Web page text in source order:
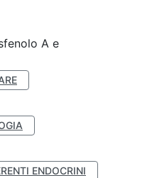
A e
ENDOCRINI